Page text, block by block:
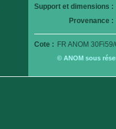
Support et dimensions :
Provenance :
Cote : FR ANOM
© ANOM sous